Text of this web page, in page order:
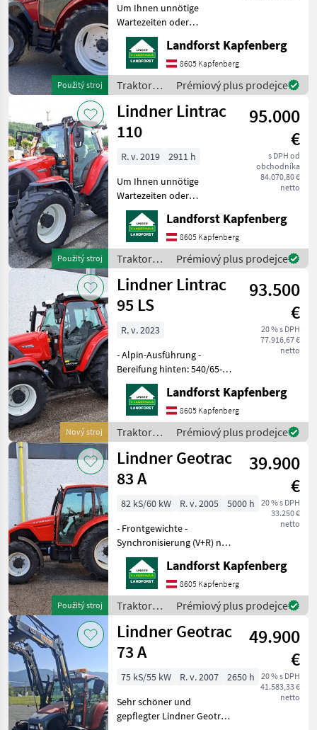
Použitý stroj
Um Ihnen unnötige
Wartezeiten oder
Wegstrecken zu ersparen,
bitten wir Sie um vorherige
Kontaktaufnahme, falls Sie
eine unserer Maschinen
besichtigen bzw. Probe fahr
Landforst Kapfenberg
8605 Kapfenberg
Traktory /
Lindner
Prémiový plus prodejce
Použitý stroj
Lindner Lintrac
110
95.000
€
s DPH od
obchodníka
84.070,80 €
netto
R. v. 2019
2911 h
Um Ihnen unnötige
Wartezeiten oder
Wegstrecken zu ersparen,
bitten wir Sie um vorherige
Kontaktaufnahme, falls Sie
eine unserer Maschinen
besichtigen bzw. Probe fahr
Landforst Kapfenberg
8605 Kapfenberg
Traktory /
Lindner
Prémiový plus prodejce
Nový stroj
Lindner Lintrac
95 LS
93.500
€
20 % s DPH
77.916,67 €
netto
R. v. 2023
- Alpin-Ausführung -
Bereifung hinten: 540/65-
R30 Mitas AC 65 - Bereifung
vorne: 440/65-R20 BKT RT
657 - Lintrac Design
Kotflügel - Bohrungen für
Zwillingsbereifun
Landforst Kapfenberg
8605 Kapfenberg
Traktory /
Lindner
Prémiový plus prodejce
Použitý stroj
Lindner Geotrac
83 A
39.900
€
20 % s DPH
33.250 €
netto
82 kS/60 kW R. v. 2005
5000 h
- Frontgewichte -
Synchronisierung (V+R) neu
- Kabinenlager neu -
Mittelachsaufhängung neu
gelagert -
Dieselvorförderpumpe neu
- Zapfwellenkupplung neu
Um Ihnen un
Landforst Kapfenberg
8605 Kapfenberg
Traktory /
Lindner
Prémiový plus prodejce
Lindner Geotrac
73 A
49.900
€
20 % s DPH
41.583,33 €
netto
75 kS/55 kW R. v. 2007
2650 h
Sehr schöner und
gepflegter Lindner Geotrac